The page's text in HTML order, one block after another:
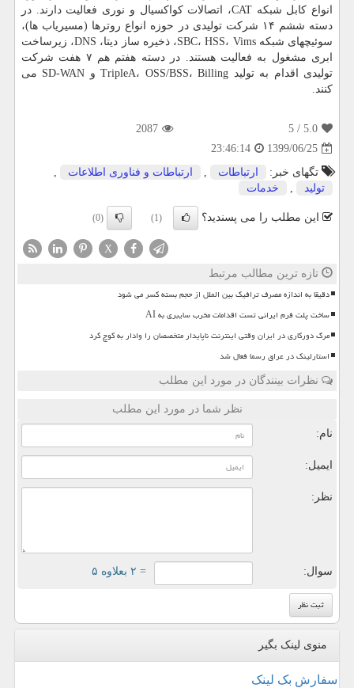
انواع کابل شبکه CAT، اتصالات کواکسیال و نوری فعالیت دارند. در
دسته ششم ۱۴ شرکت تولیدی در حوزه انواع روترها (مسیریاب ها)،
سوئیچهای شبکه SBC، HSS، Vims، ذخیره ساز دیتا، DNS، زیرساخت
ابری مشغول به فعالیت هستند. در دسته هفتم هم ۷ هفت شرکت
تولیدی اقدام به تولید TripleA، OSS/BSS، Billing و SD-WAN می
کنند.
5.0
/ 5
2087
1399/06/25
23:46:14
تگهای خبر:
ارتباطات , ارتباطات و فناوری اطلاعات
,
تولید
, خدمات
این مطلب را می پسندید؟ (1)
(0)
X
تازه ترین مطالب مرتبط
دقیقا به اندازه مصرف ترافیک بین الملل از حجم بسته کسر می شود
ساخت پلت فرم ایرانی تست اقدامات مخرب سایبری به AI
مرگ دورکاری در ایران وقتی اینترنت ناپایدار متخصصان را وادار به کوچ کرد
استارلینک در عراق رسما فعال شد
نظرات بینندگان در مورد این مطلب
نظر شما در مورد این مطلب
نام:
ایمیل:
نظر:
سوال: = ۲ بعلاوه ۵
منوی لینک بگیر
سفارش بک لینک